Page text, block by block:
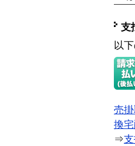
支
以
売
換
⇒